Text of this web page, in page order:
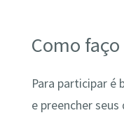
Como
Para participar é
e preencher seus